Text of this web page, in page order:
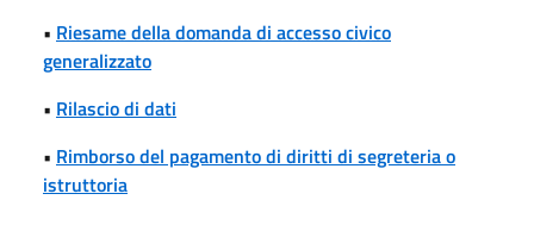
• Riesame della domanda di accesso civico
generalizzato
• Rilascio di dati
• Rimborso del pagamento di diritti di segreteria o
istruttoria